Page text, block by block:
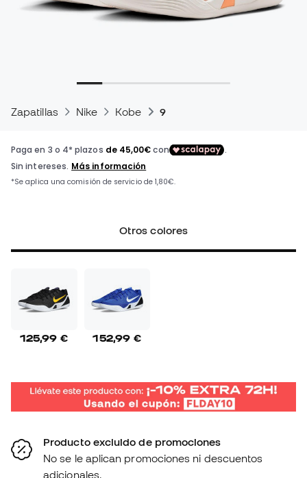
Zapatillas Nike Kobe 9
Otros colores
125,99 € 152,99 €
Producto excluido de promociones
No se le aplican promociones ni descuentos
adicionales.